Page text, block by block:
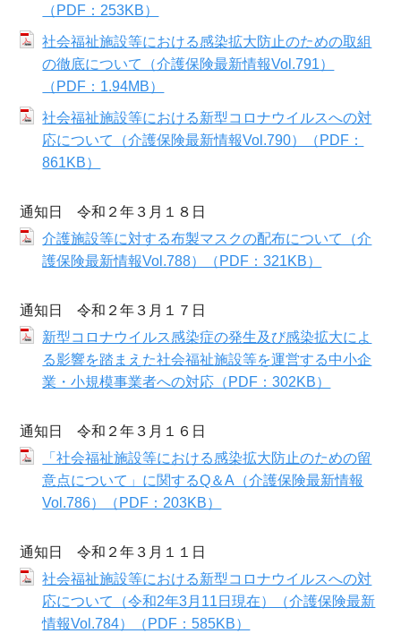
（PDF：253KB）
社会福祉施設等における感染拡大防止のための取組
の徹底について（介護保険最新情報Vol.791）
（PDF：1.94MB）
社会福祉施設等における新型コロナウイルスへの対
応について（介護保険最新情報Vol.790）（PDF：
861KB）
通知日 令和２年３月１８日
介護施設等に対する布製マスクの配布について（介
護保険最新情報Vol.788）（PDF：321KB）
通知日 令和２年３月１７日
新型コロナウイルス感染症の発生及び感染拡大によ
る影響を踏まえた社会福祉施設等を運営する中小企
業・小規模事業者への対応（PDF：302KB）
通知日 令和２年３月１６日
「社会福祉施設等における感染拡大防止のための留
意点について」に関するQ＆A（介護保険最新情報
Vol.786）（PDF：203KB）
通知日 令和２年３月１１日
社会福祉施設等における新型コロナウイルスへの対
応について（令和2年3月11日現在）（介護保険最新
情報Vol.784）（PDF：585KB）